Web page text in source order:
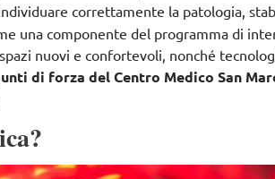
correttamente la patologia,
una componente del programma di
nuovi e confortevoli, nonché
di forza del Centro Medico San